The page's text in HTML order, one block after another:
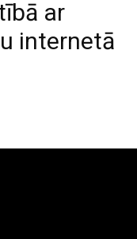
ar
internetā